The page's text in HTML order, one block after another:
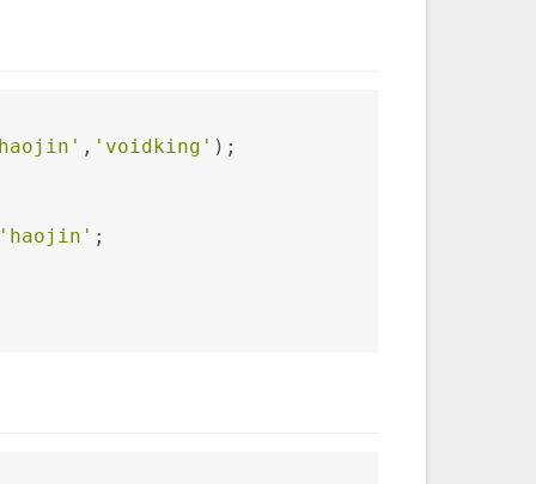
, 'voidking' );
'haojin' ;